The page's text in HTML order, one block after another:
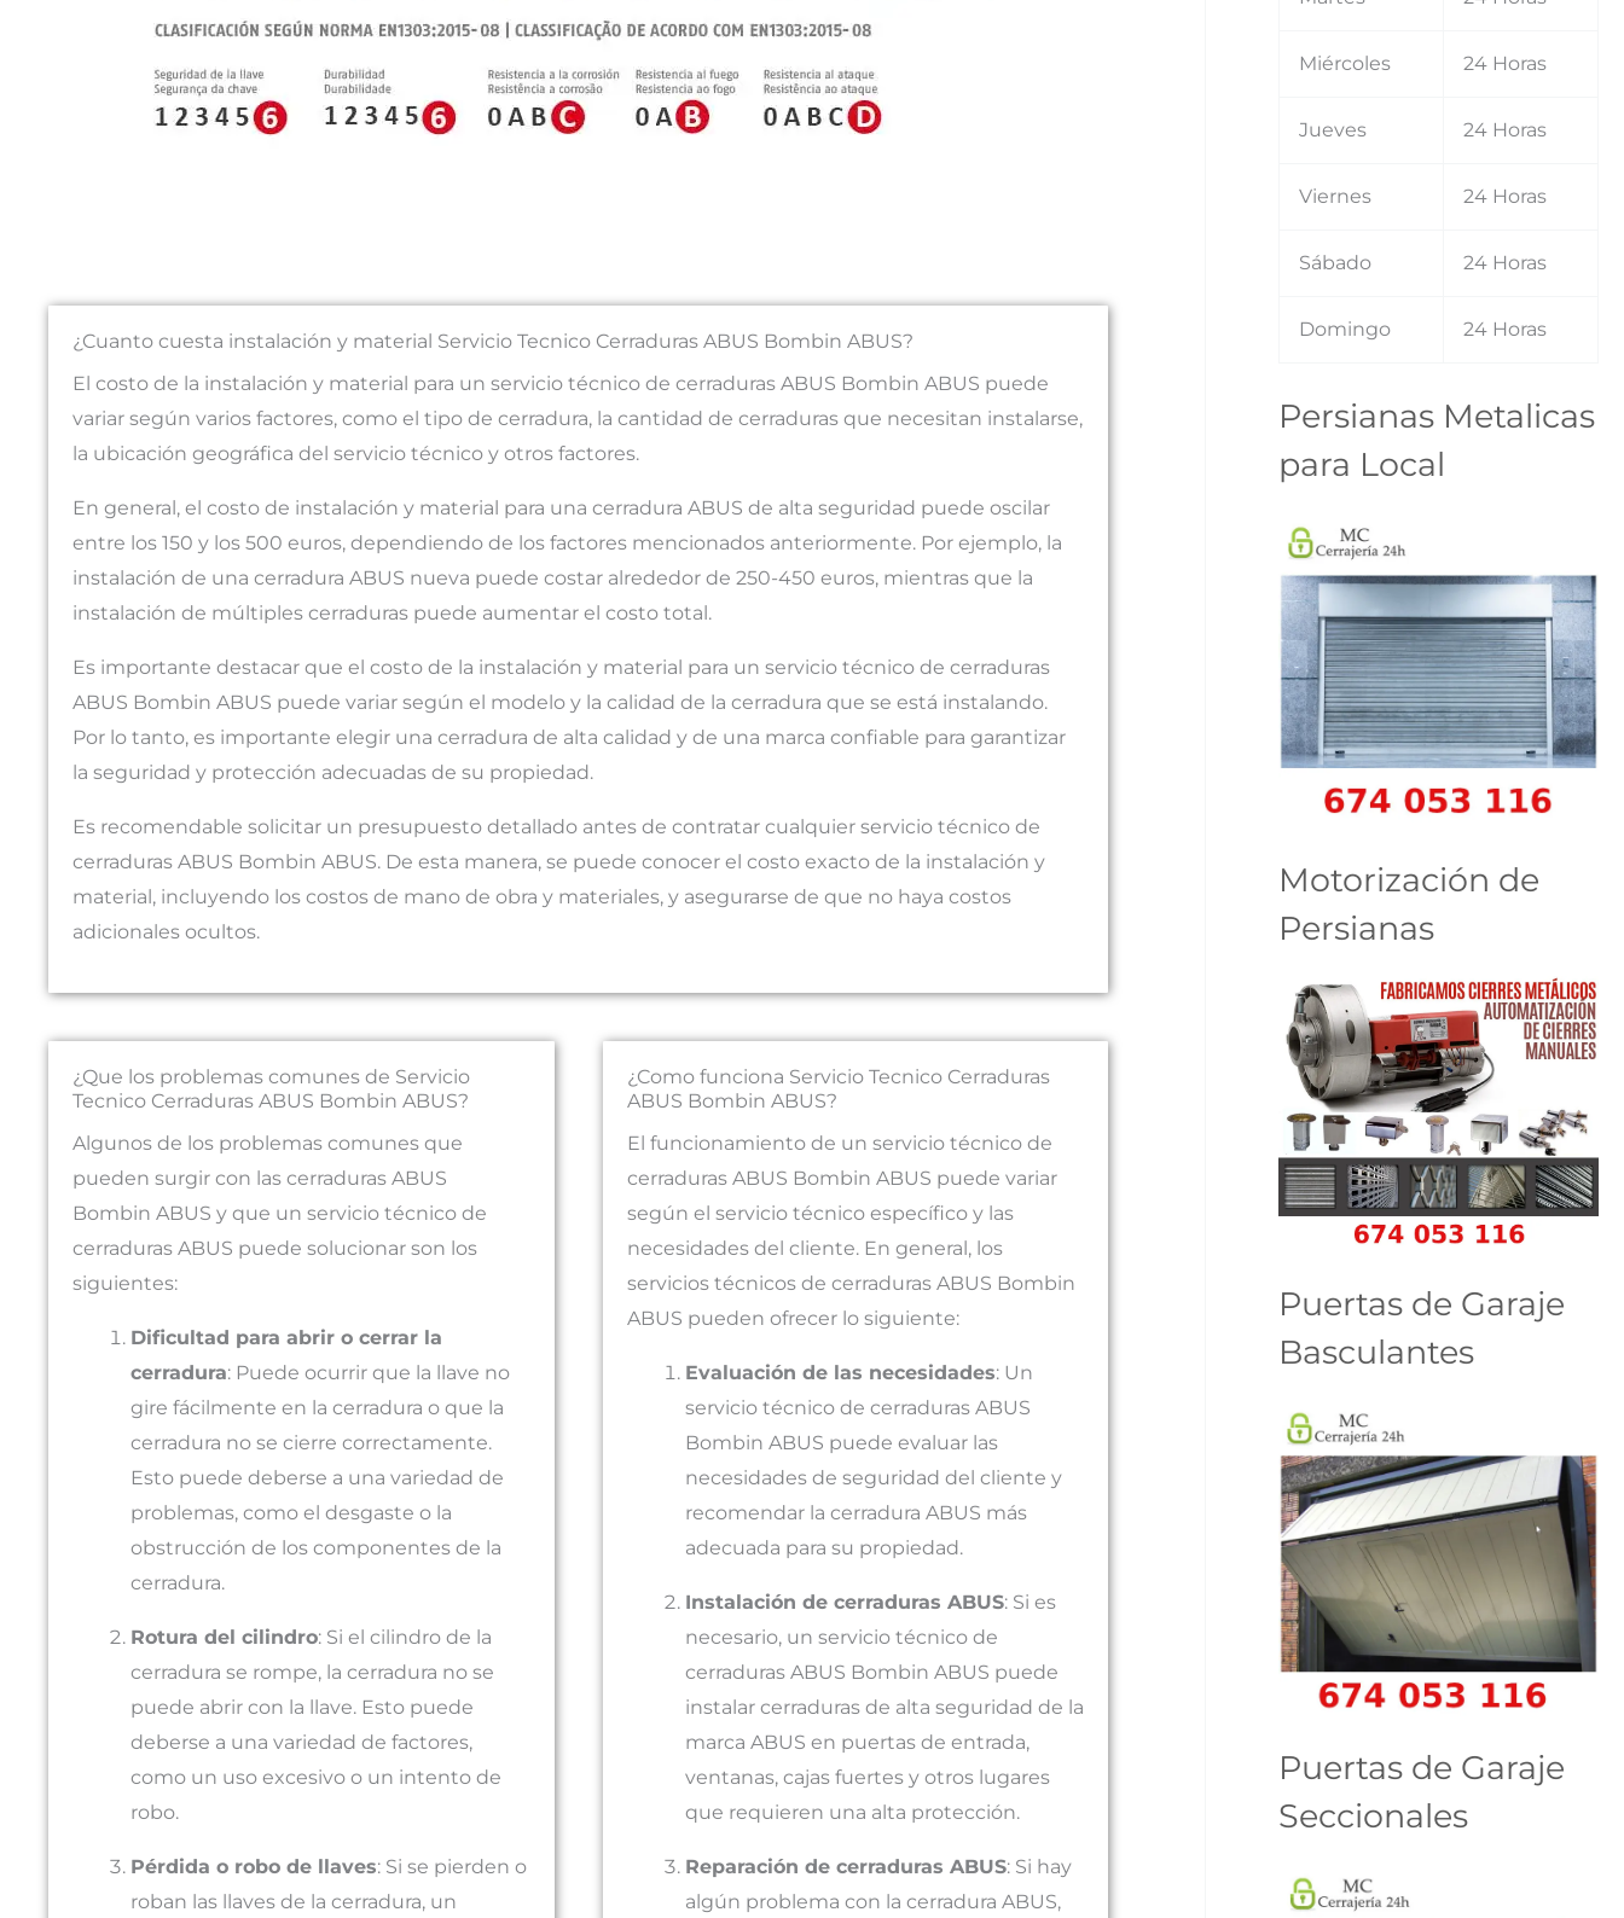
¿Cuanto cuesta instalación y material Servicio Tecnico Cerraduras ABUS Bombin ABUS?
El costo de la instalación y material para un servicio técnico de cerraduras ABUS Bombin ABUS puede
variar según varios factores, como el tipo de cerradura, la cantidad de cerraduras que necesitan instalarse,
la ubicación geográfica del servicio técnico y otros factores.
En general, el costo de instalación y material para una cerradura ABUS de alta seguridad puede oscilar
entre los 150 y los 500 euros, dependiendo de los factores mencionados anteriormente. Por ejemplo, la
instalación de una cerradura ABUS nueva puede costar alrededor de 250-450 euros, mientras que la
instalación de múltiples cerraduras puede aumentar el costo total.
Es importante destacar que el costo de la instalación y material para un servicio técnico de cerraduras
ABUS Bombin ABUS puede variar según el modelo y la calidad de la cerradura que se está instalando.
Por lo tanto, es importante elegir una cerradura de alta calidad y de una marca confiable para garantizar
la seguridad y protección adecuadas de su propiedad.
Es recomendable solicitar un presupuesto detallado antes de contratar cualquier servicio técnico de
cerraduras ABUS Bombin ABUS. De esta manera, se puede conocer el costo exacto de la instalación y
material, incluyendo los costos de mano de obra y materiales, y asegurarse de que no haya costos
adicionales ocultos.
¿Que los problemas comunes de Servicio
Tecnico Cerraduras ABUS Bombin ABUS?
Algunos de los problemas comunes que
pueden surgir con las cerraduras ABUS
Bombin ABUS y que un servicio técnico de
cerraduras ABUS puede solucionar son los
siguientes:
Dificultad para abrir o cerrar la
cerradura: Puede ocurrir que la llave no
gire fácilmente en la cerradura o que la
cerradura no se cierre correctamente.
Esto puede deberse a una variedad de
problemas, como el desgaste o la
obstrucción de los componentes de la
cerradura.
Rotura del cilindro: Si el cilindro de la
cerradura se rompe, la cerradura no se
puede abrir con la llave. Esto puede
deberse a una variedad de factores,
como un uso excesivo o un intento de
robo.
Pérdida o robo de llaves: Si se pierden o
roban las llaves de la cerradura, un
¿Como funciona Servicio Tecnico Cerraduras
ABUS Bombin ABUS?
El funcionamiento de un servicio técnico de
cerraduras ABUS Bombin ABUS puede variar
según el servicio técnico específico y las
necesidades del cliente. En general, los
servicios técnicos de cerraduras ABUS Bombin
ABUS pueden ofrecer lo siguiente:
Evaluación de las necesidades: Un
servicio técnico de cerraduras ABUS
Bombin ABUS puede evaluar las
necesidades de seguridad del cliente y
recomendar la cerradura ABUS más
adecuada para su propiedad.
Instalación de cerraduras ABUS: Si es
necesario, un servicio técnico de
cerraduras ABUS Bombin ABUS puede
instalar cerraduras de alta seguridad de la
marca ABUS en puertas de entrada,
ventanas, cajas fuertes y otros lugares
que requieren una alta protección.
Reparación de cerraduras ABUS: Si hay
algún problema con la cerradura ABUS,
Miércoles 24 Horas
Jueves 24 Horas
Viernes 24 Horas
Sábado 24 Horas
Domingo 24 Horas
Persianas Metalicas
para Local
Motorización de
Persianas
Puertas de Garaje
Basculantes
Puertas de Garaje
Seccionales